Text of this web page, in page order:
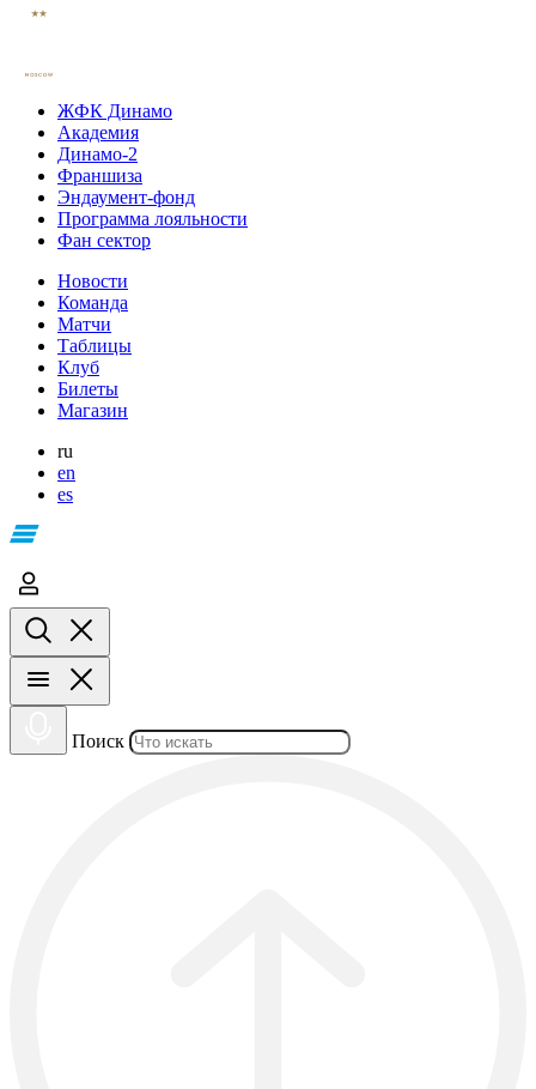
ЖФК Динамо
Академия
Динамо-2
Франшиза
Эндаумент-фонд
Программа лояльности
Фан сектор
Новости
Команда
Матчи
Таблицы
Клуб
Билеты
Магазин
ru
en
es
Поиск